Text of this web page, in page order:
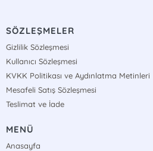
SÖZLEŞMELER
Gizlilik Sözleşmesi
Kullanıcı Sözleşmesi
KVKK Politikası ve Aydınlatma Metinleri
Mesafeli Satış Sözleşmesi
Teslimat ve İade
MENÜ
Anasayfa